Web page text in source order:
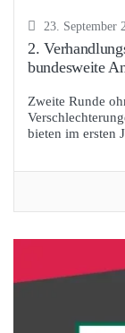
23. September
2.
bundesweite
Zweite Runde
bieten im ersten